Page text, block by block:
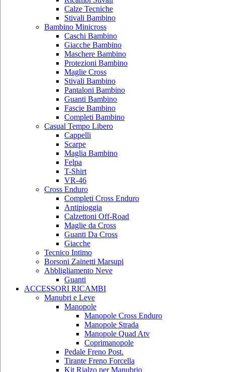
Calze Tecniche
Stivali Bambino
Bambino Minicross
Caschi Bambino
Giacche Bambino
Maschere Bambino
Protezioni Bambino
Maglie Cross
Stivali Bambino
Pantaloni Bambino
Guanti Bambino
Fascie Bambino
Completi Bambino
Casual Tempo Libero
Cappelli
Scarpe
Maglia Bambino
Felpa
T-Shirt
VR-46
Cross Enduro
Completi Cross Enduro
Antipioggia
Calzettoni Off-Road
Maglie da Cross
Guanti Da Cross
Giacche
Tecnico Intimo
Borsoni Zainetti Marsupi
Abbligliamento Neve
Guanti
ACCESSORI RICAMBI
Manubri e Leve
Manopole
Manopole Cross Enduro
Manopole Strada
Manopole Quad Atv
Coprimanopole
Pedale Freno Post.
Tirante Freno Forcella
Kit Rialzo per Manubrio